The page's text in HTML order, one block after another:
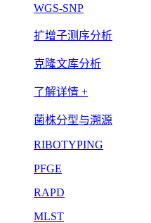
WGS-SNP
扩增子测序分析
克隆文库分析
了解详情 +
菌株分型与溯源
RIBOTYPING
PFGE
RAPD
MLST